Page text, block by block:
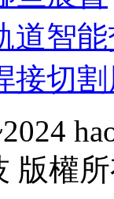
道智
接切
版權